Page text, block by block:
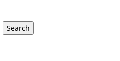
Search